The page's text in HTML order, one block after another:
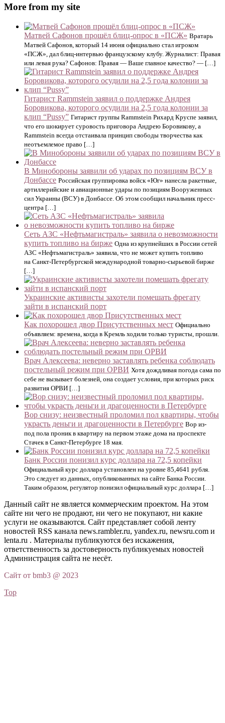
More from my site
Матвей Сафонов прошёл блиц-опрос в «ПСЖ» Вратарь
Матвей Сафонов, который 14 июня официально стал игроком
«ПСЖ», дал блиц-интервью французскому клубу. Журналист: Правая
или левая рука? Сафонов: Правая — Ваше главное качество? — […]
Гитарист Rammstein заявил о поддержке Андрея
Боровикова, которого осудили на 2,5 года колонии за
клип “Pussy” Гитарист группы Rammstein Рихард Круспе заявил,
что его шокирует суровость приговора Андрею Боровикову, а
Rammstein всегда отстаивала принцип свободы творчества как
неотъемлемое право […]
В Минобороны заявили об ударах по позициям ВСУ в
Донбассе Российская группировка войск «Юг» нанесла ракетные,
артиллерийские и авиационные удары по позициям Вооруженных
сил Украины (ВСУ) в Донбассе. Об этом сообщил начальник пресс-
центра […]
Сеть АЗС «Нефтьмагистраль» заявила о невозможности
купить топливо на бирже Одна из крупнейших в России сетей
АЗС «Нефтьмагистраль» заявила, что не может купить топливо
на Санкт-Петербургской международной товарно-сырьевой бирже
[…]
Украинские активисты захотели помешать фрегату
зайти в испанский порт
Как похорошел двор Присутственных мест Официально
объявляем: времена, когда в Кремль ходили только туристы, прошли.
Врач Алексеева: неверно заставлять ребенка соблюдать
постельный режим при ОРВИ Хотя дождливая погода сама по
себе не вызывает болезней, она создает условия, при которых риск
развития ОРВИ […]
Вор снизу: неизвестный проломил пол квартиры, чтобы
украсть деньги и драгоценности в Петербурге Вор из-
под пола проник в квартиру на первом этаже дома на проспекте
Стачек в Санкт-Петербурге 18 мая.
Банк России понизил курс доллара на 72,5 копейки
Официальный курс доллара установлен на уровне 85,4641 рубля.
Это следует из данных, опубликованных на сайте Банка России.
Таким образом, регулятор понизил официальный курс доллара […]
Данный сайт не является коммерческим проектом. На этом
сайте ни чего не продают, ни чего не покупают, ни какие
услуги не оказываются. Сайт представляет собой ленту
новостей RSS канала news.rambler.ru, yandex.ru, newsru.com и
lenta.ru . Материалы публикуются без искажения,
ответственность за достоверность публикуемых новостей
Администрация сайта не несёт.
Сайт от bmb3 @ 2023
Top